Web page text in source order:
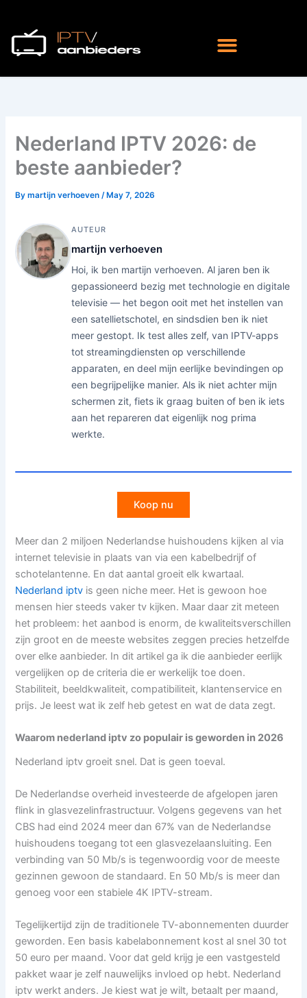
content
Nederland IPTV 2026: de
beste aanbieder?
Bymartijn verhoeven /May 7, 2026
AUTEUR
martijn verhoeven
Hoi, ik ben martijn verhoeven. Al jaren ben ik
gepassioneerd bezig met technologie en digitale
televisie — het begon ooit met het instellen van
een satellietschotel, en sindsdien ben ik niet
meer gestopt. Ik test alles zelf, van IPTV-apps
tot streamingdiensten op verschillende
apparaten, en deel mijn eerlijke bevindingen op
een begrijpelijke manier. Als ik niet achter mijn
schermen zit, fiets ik graag buiten of ben ik iets
aan het repareren dat eigenlijk nog prima
werkte.
Koop nu
Meer dan 2 miljoen Nederlandse huishoudens kijken al via
internet televisie in plaats van via een kabelbedrijf of
schotelantenne. En dat aantal groeit elk kwartaal.
Nederland iptv is geen niche meer. Het is gewoon hoe
mensen hier steeds vaker tv kijken. Maar daar zit meteen
het probleem: het aanbod is enorm, de kwaliteitsverschillen
zijn groot en de meeste websites zeggen precies hetzelfde
over elke aanbieder. In dit artikel ga ik die aanbieder eerlijk
vergelijken op de criteria die er werkelijk toe doen.
Stabiliteit, beeldkwaliteit, compatibiliteit, klantenservice en
prijs. Je leest wat ik zelf heb getest en wat de data zegt.
Waarom nederland iptv zo populair is geworden in 2026
Nederland iptv groeit snel. Dat is geen toeval.
De Nederlandse overheid investeerde de afgelopen jaren
flink in glasvezelinfrastructuur. Volgens gegevens van het
CBS had eind 2024 meer dan 67% van de Nederlandse
huishoudens toegang tot een glasvezelaansluiting. Een
verbinding van 50 Mb/s is tegenwoordig voor de meeste
gezinnen gewoon de standaard. En 50 Mb/s is meer dan
genoeg voor een stabiele 4K IPTV-stream.
Tegelijkertijd zijn de traditionele TV-abonnementen duurder
geworden. Een basis kabelabonnement kost al snel 30 tot
50 euro per maand. Voor dat geld krijg je een vastgesteld
pakket waar je zelf nauwelijks invloed op hebt. Nederland
iptv werkt anders. Je kiest wat je wilt, betaalt per maand,